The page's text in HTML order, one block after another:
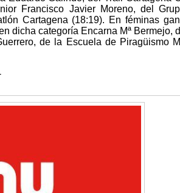
Francisco Javier Moreno, del
Cartagena (18:19). En féminas
dicha categoría Encarna Mª Bermejo,
de la Escuela de Piragüismo